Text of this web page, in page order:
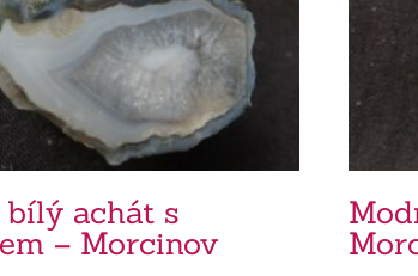
achát s
– Morcinov